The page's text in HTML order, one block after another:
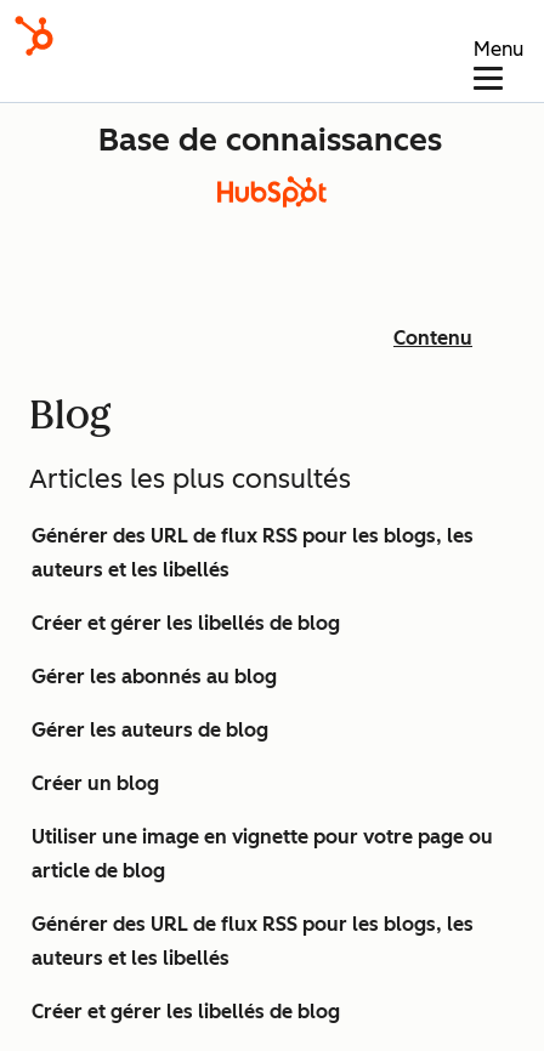
Menu
Base de connaissances
Contenu
Blog
Articles les plus consultés
Générer des URL de flux RSS pour les blogs, les
auteurs et les libellés
Créer et gérer les libellés de blog
Gérer les abonnés au blog
Gérer les auteurs de blog
Créer un blog
Utiliser une image en vignette pour votre page ou
article de blog
Générer des URL de flux RSS pour les blogs, les
auteurs et les libellés
Créer et gérer les libellés de blog